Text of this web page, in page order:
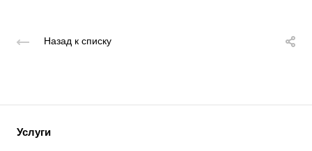
Назад к списку
Услуги